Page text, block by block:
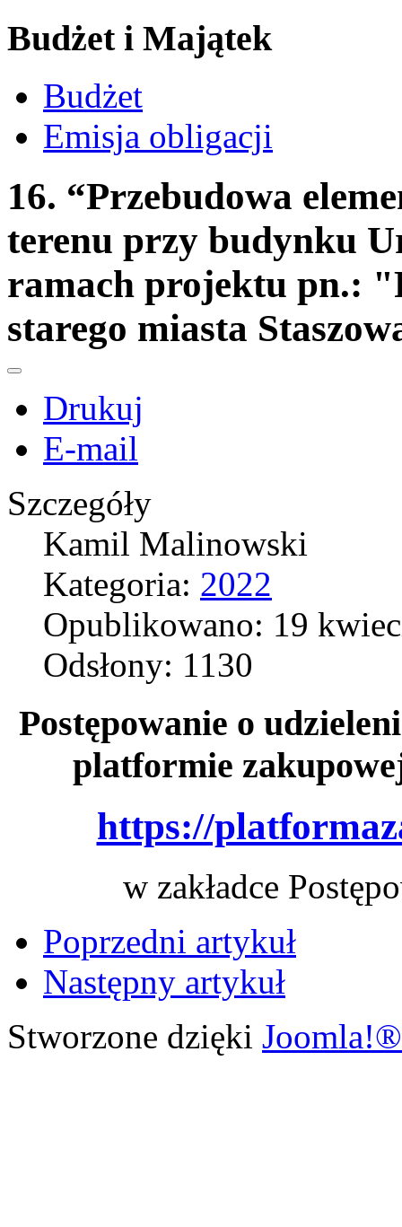
Budżet i Majątek
Budżet
Emisja obligacji
16. “Przebudowa
terenu przy budynku
ramach projektu pn.:
starego miasta
Drukuj
E-mail
Szczegóły
Kamil Malinowski
Kategoria: 2022
Opublikowano: 19
Odsłony: 1130
Postępowanie o
platformie
https://
w zakładce
Poprzedni artykuł
Następny artykuł
Stworzone dzięki Joomla!®